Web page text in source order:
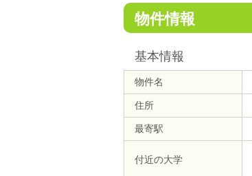
物件情報
基本情報
物件名
住所
最寄駅
付近の大学